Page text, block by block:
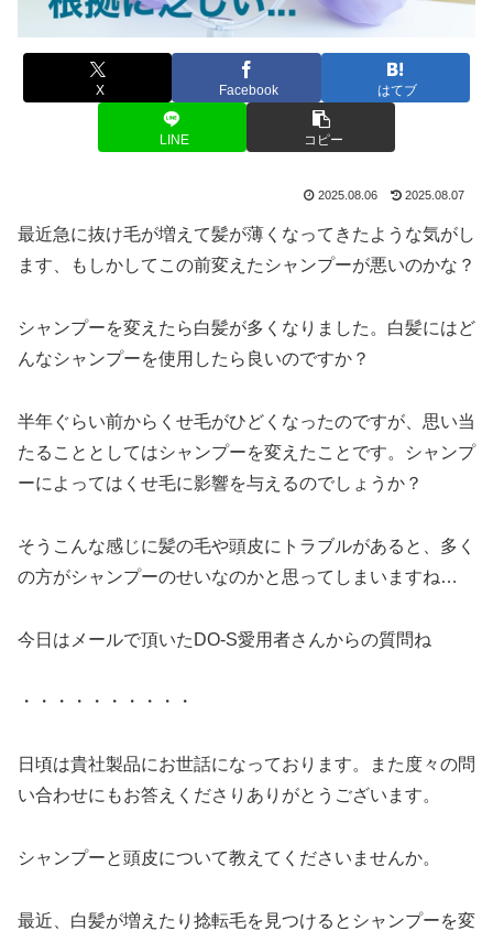
X Facebook はてブ
LINE コピー
2025.08.06 2025.08.07
最近急に抜け毛が増えて髪が薄くなってきたような気がし
ます、もしかしてこの前変えたシャンプーが悪いのかな？
シャンプーを変えたら白髪が多くなりました。白髪にはど
んなシャンプーを使用したら良いのですか？
半年ぐらい前からくせ毛がひどくなったのですが、思い当
たることとしてはシャンプーを変えたことです。シャンプ
ーによってはくせ毛に影響を与えるのでしょうか？
そうこんな感じに髪の毛や頭皮にトラブルがあると、多く
の方がシャンプーのせいなのかと思ってしまいますね…
今日はメールで頂いたDO-S愛用者さんからの質問ね
・・・・・・・・・・
日頃は貴社製品にお世話になっております。また度々の問
い合わせにもお答えくださりありがとうございます。
シャンプーと頭皮について教えてくださいませんか。
最近、白髪が増えたり捻転毛を見つけるとシャンプーを変